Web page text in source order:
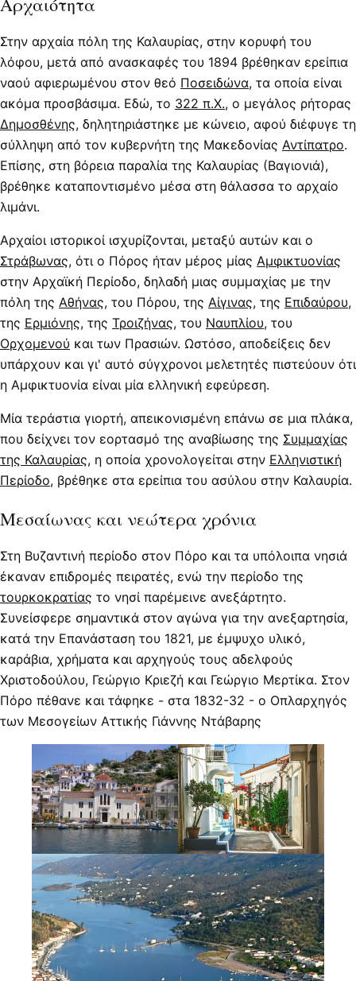
Στην αρχαία πόλη της Καλαυρίας, στην κορυφή του
λόφου, μετά από ανασκαφές του 1894 βρέθηκαν ερείπια
ναού αφιερωμένου στον θεό Ποσειδώνα, τα οποία είναι
ακόμα προσβάσιμα. Εδώ, το 322 π.Χ., ο μεγάλος ρήτορας
Δημοσθένης, δηλητηριάστηκε με κώνειο, αφού διέφυγε τη
σύλληψη από τον κυβερνήτη της Μακεδονίας Αντίπατρο.
Επίσης, στη βόρεια παραλία της Καλαυρίας (Βαγιονιά),
βρέθηκε καταποντισμένο μέσα στη θάλασσα το αρχαίο
λιμάνι.
Αρχαίοι ιστορικοί ισχυρίζονται, μεταξύ αυτών και ο
Στράβωνας, ότι ο Πόρος ήταν μέρος μίας Αμφικτυονίας
στην Αρχαϊκή Περίοδο, δηλαδή μιας συμμαχίας με την
πόλη της Αθήνας, του Πόρου, της Αίγινας, της Επιδαύρου,
της Ερμιόνης, της Τροιζήνας, του Ναυπλίου, του
Ορχομενού και των Πρασιών. Ωστόσο, αποδείξεις δεν
υπάρχουν και γι' αυτό σύγχρονοι μελετητές πιστεύουν ότι
η Αμφικτυονία είναι μία ελληνική εφεύρεση.
Μία τεράστια γιορτή, απεικονισμένη επάνω σε μια πλάκα,
που δείχνει τον εορτασμό της αναβίωσης της Συμμαχίας
της Καλαυρίας, η οποία χρονολογείται στην Ελληνιστική
Περίοδο, βρέθηκε στα ερείπια του ασύλου στην Καλαυρία.
Μεσαίωνας και νεώτερα χρόνια
Στη Βυζαντινή περίοδο στον Πόρο και τα υπόλοιπα νησιά
έκαναν επιδρομές πειρατές, ενώ την περίοδο της
τουρκοκρατίας το νησί παρέμεινε ανεξάρτητο.
Συνείσφερε σημαντικά στον αγώνα για την ανεξαρτησία,
κατά την Επανάσταση του 1821, με έμψυχο υλικό,
καράβια, χρήματα και αρχηγούς τους αδελφούς
Χριστοδούλου, Γεώργιο Κριεζή και Γεώργιο Μερτίκα. Στον
Πόρο πέθανε και τάφηκε - στα 1832-32 - ο Οπλαρχηγός
των Μεσογείων Αττικής Γιάννης Ντάβαρης